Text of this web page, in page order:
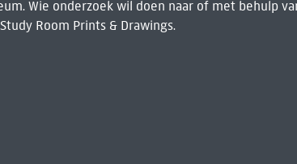
Wie onderzoek wil doen naar of met behulp
Room Prints & Drawings.